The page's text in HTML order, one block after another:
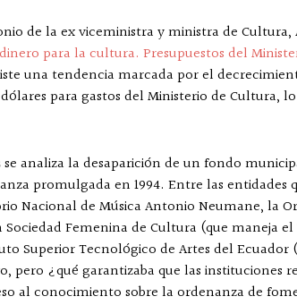
de la ex viceministra y ministra de Cultura,
para la cultura. Presupuestos del
una tendencia marcada por el
dólares para gastos del Ministerio de
se analiza la desaparición de un fondo
promulgada en 1994. Entre las
Nacional de Música Antonio Neumane, la
Femenina de Cultura (que maneja
Superior Tecnológico de Artes del Ecuador
pero ¿qué garantizaba que las instituciones
al conocimiento sobre la ordenanza de